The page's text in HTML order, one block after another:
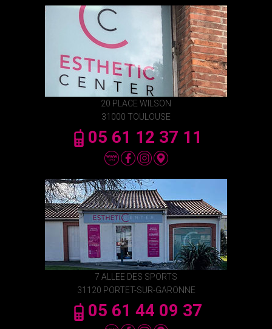
20 PLACE WILSON
31000 TOULOUSE
05 61 12 37 11
7 ALLEE DES SPORTS
31120 PORTET-SUR-GARONNE
05 61 44 09 37